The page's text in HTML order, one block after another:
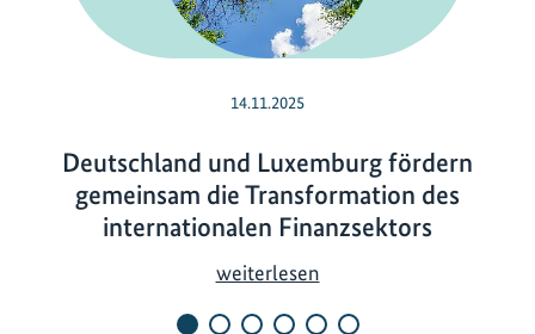
14.11.2025
Deutschland und Luxemburg fördern
gemeinsam die Transformation des
internationalen Finanzsektors
weiterlesenD